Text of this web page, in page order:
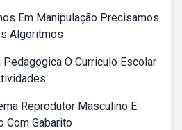
Em Manipulação Precisamos
Algoritmos
O Curriculo Escolar
Reprodutor Masculino E
Com Gabarito